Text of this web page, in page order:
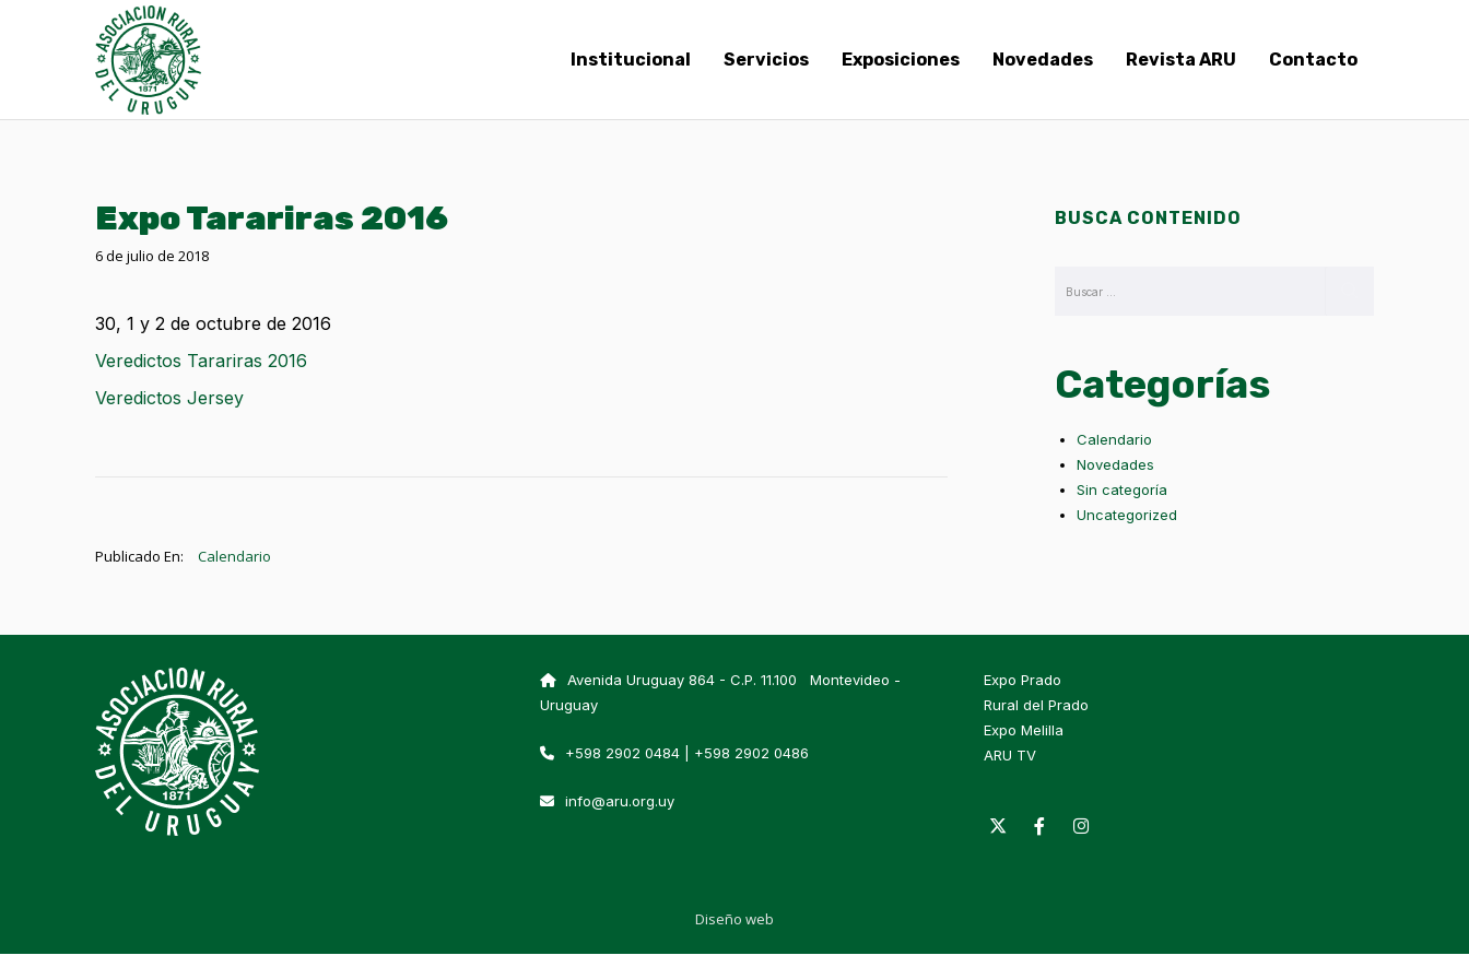
Institucional Servicios Exposiciones Novedades Revista ARU Contacto
Expo Tarariras 2016
6 de julio de 2018
30, 1 y 2 de octubre de 2016
Veredictos Tarariras 2016
Veredictos Jersey
Publicado En: Calendario
BUSCA CONTENIDO
Categorías
Calendario
Novedades
Sin categoría
Uncategorized
Avenida Uruguay 864 - C.P. 11.100 Montevideo -
Uruguay
+598 2902 0484 | +598 2902 0486
info@aru.org.uy
Expo Prado
Rural del Prado
Expo Melilla
ARU TV
Diseño web